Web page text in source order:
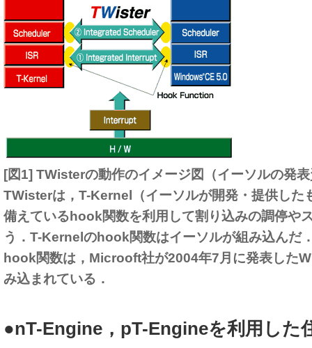
[図1] TWisterの動作のイメージ図（イーソルの発
TWisterは，T-Kernel（イーソルが開発・提供し
備えているhook関数を利用して割り込みの調停や
う．T-Kernelのhook関数はイーソルが組み込んだ
hook関数は，Microoft社が2004年7月に発表した
み込まれている．
●nT-Engine，pT-Engineを利用した